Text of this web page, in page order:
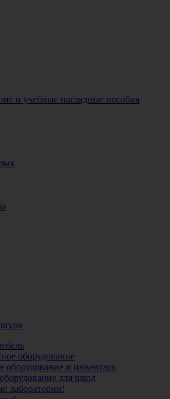
и учебные наглядные пособия
оборудование
оборудование и инвентарь
для школ
лаборатории!